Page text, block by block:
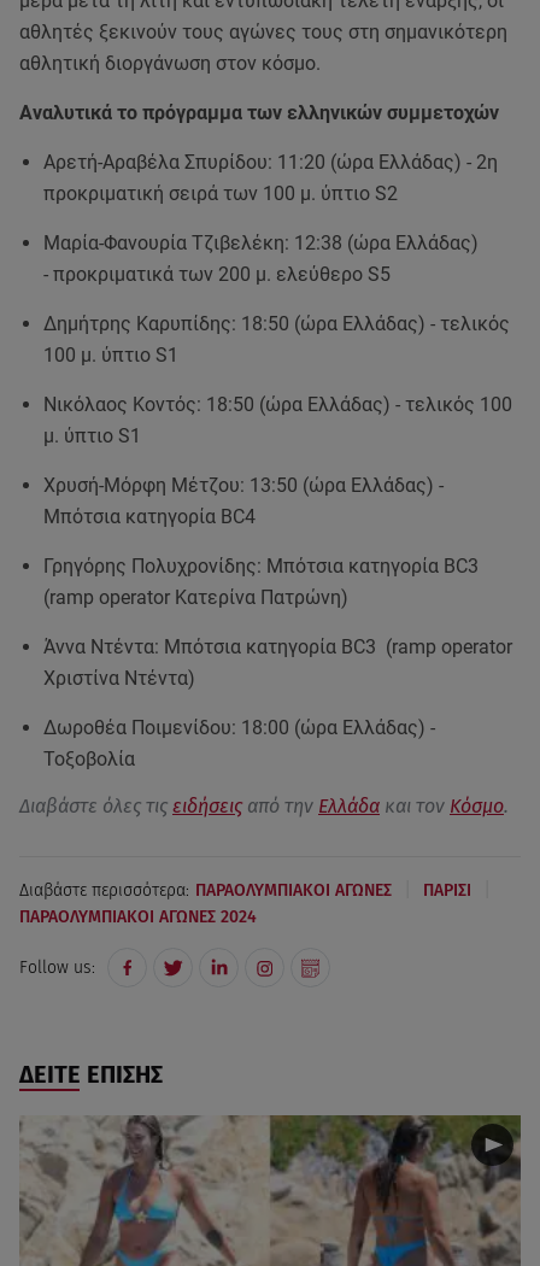
αθλητές ξεκινούν τους αγώνες τους στη σημανικότερη
αθλητική διοργάνωση στον κόσμο.
Αναλυτικά το πρόγραμμα των ελληνικών συμμετοχών
Αρετή-Αραβέλα Σπυρίδου: 11:20 (ώρα Ελλάδας) - 2η
προκριματική σειρά των 100 μ. ύπτιο S2
Μαρία-Φανουρία Τζιβελέκη: 12:38 (ώρα Ελλάδας)
- προκριματικά των 200 μ. ελεύθερο S5
Δημήτρης Καρυπίδης: 18:50 (ώρα Ελλάδας) - τελικός
100 μ. ύπτιο S1
Νικόλαος Κοντός: 18:50 (ώρα Ελλάδας) - τελικός 100
μ. ύπτιο S1
Χρυσή-Μόρφη Μέτζου: 13:50 (ώρα Ελλάδας) -
Μπότσια κατηγορία BC4
Γρηγόρης Πολυχρονίδης: Μπότσια κατηγορία BC3
(ramp operator Κατερίνα Πατρώνη)
Άννα Ντέντα: Μπότσια κατηγορία BC3 (ramp operator
Χριστίνα Ντέντα)
Δωροθέα Ποιμενίδου: 18:00 (ώρα Ελλάδας) -
Τοξοβολία
Διαβάστε όλες τις ειδήσεις από την Ελλάδα και τον Κόσμο.
Διαβάστε περισσότερα: ΠΑΡΑΟΛΥΜΠΙΑΚΟΙ ΑΓΩΝΕΣ ΠΑΡΙΣΙ
ΠΑΡΑΟΛΥΜΠΙΑΚΟΙ ΑΓΩΝΕΣ 2024
Follow us:
ΔΕΙΤΕ ΕΠΙΣΗΣ